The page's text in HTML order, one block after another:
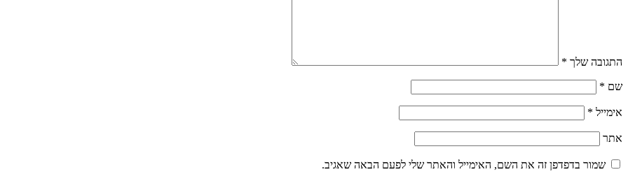
התגובה שלך *
שם *
אימייל *
אתר
שמור בדפדפן זה את השם, האימייל והאתר שלי לפעם הבאה שאגיב.